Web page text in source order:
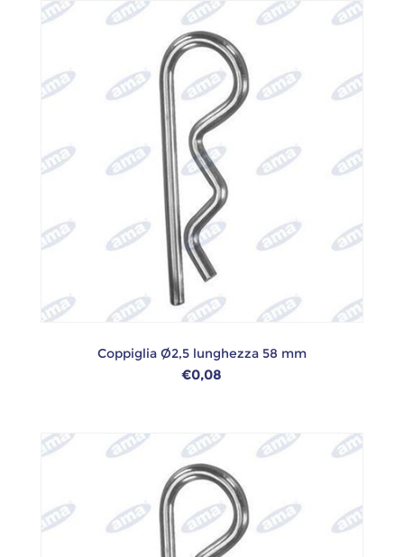
Coppiglia Ø2,5 lunghezza 58 mm
€0,08